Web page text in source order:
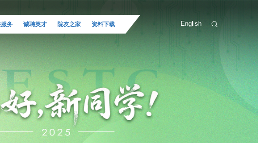
务 诚聘英才 院友之家 资料下载 English